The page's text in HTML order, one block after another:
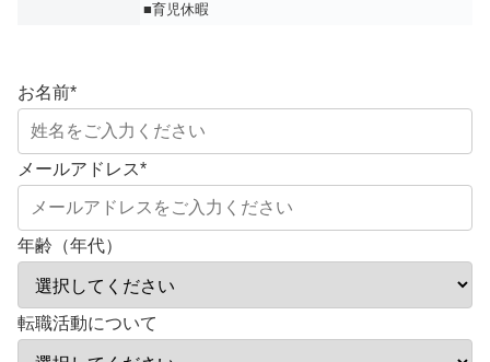
■育児休暇
お名前*
メールアドレス*
年齢（年代）
転職活動について